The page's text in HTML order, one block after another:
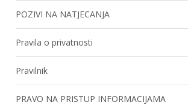
POZIVI NA NATJECANJA
Pravila o privatnosti
Pravilnik
PRAVO NA PRISTUP INFORMACIJAMA